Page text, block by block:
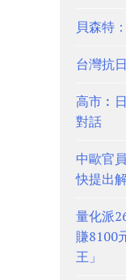
貝森特
台灣抗
高市︰
對話
中歐官
快提出
量化派
賺8100
王」